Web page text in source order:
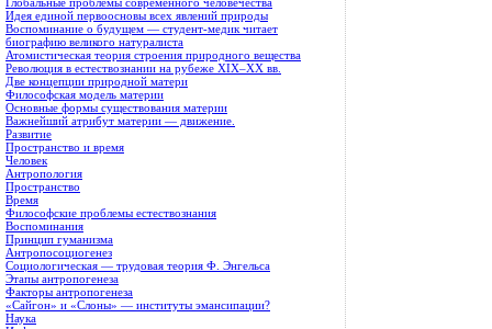
Идея единой первоосновы всех явлений природы
Воспоминание о будущем — студент-медик читает
биографию великого натуралиста
Атомистическая теория строения природного вещества
Революция в естествознании на рубеже XIX–XX вв.
Две концепции природной матери
Философская модель материи
Основные формы существования материи
Важнейший атрибут материи — движение.
Развитие
Пространство и время
Человек
Антропология
Пространство
Время
Философские проблемы естествознания
Воспоминания
Принцип гуманизма
Антропосоциогенез
Социологическая — трудовая теория Ф. Энгельса
Этапы антропогенеза
Факторы антропогенеза
«Сайгон» и «Слоны» — институты эмансипации?
Наука